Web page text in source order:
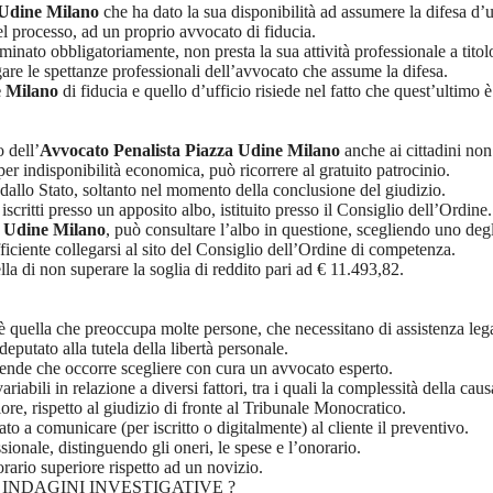
Milano che ha dato la sua disponibilità ad assumere la difesa
ad un proprio avvocato di fiducia.
obbligatoriamente, non presta la sua attività professionale a
le spettanze professionali dell’avvocato che assume la difesa.
Milano di fiducia e quello d’ufficio risiede nel fatto che quest’ultimo
dell’Avvocato Penalista Piazza Udine Milano anche ai cittadini
indisponibilità economica, può ricorrere al gratuito patrocinio.
Stato, soltanto nel momento della conclusione del giudizio.
presso un apposito albo, istituito presso il Consiglio dell’Ordine.
Udine Milano, può consultare l’albo in questione, scegliendo uno
collegarsi al sito del Consiglio dell’Ordine di competenza.
di non superare la soglia di reddito pari ad € 11.493,82.
quella che preoccupa molte persone, che necessitano di assistenza
alla tutela della libertà personale.
che occorre scegliere con cura un avvocato esperto.
in relazione a diversi fattori, tra i quali la complessità della
rispetto al giudizio di fronte al Tribunale Monocratico.
a comunicare (per iscritto o digitalmente) al cliente il preventivo.
distinguendo gli oneri, le spese e l’onorario.
superiore rispetto ad un novizio.
INDAGINI INVESTIGATIVE ?